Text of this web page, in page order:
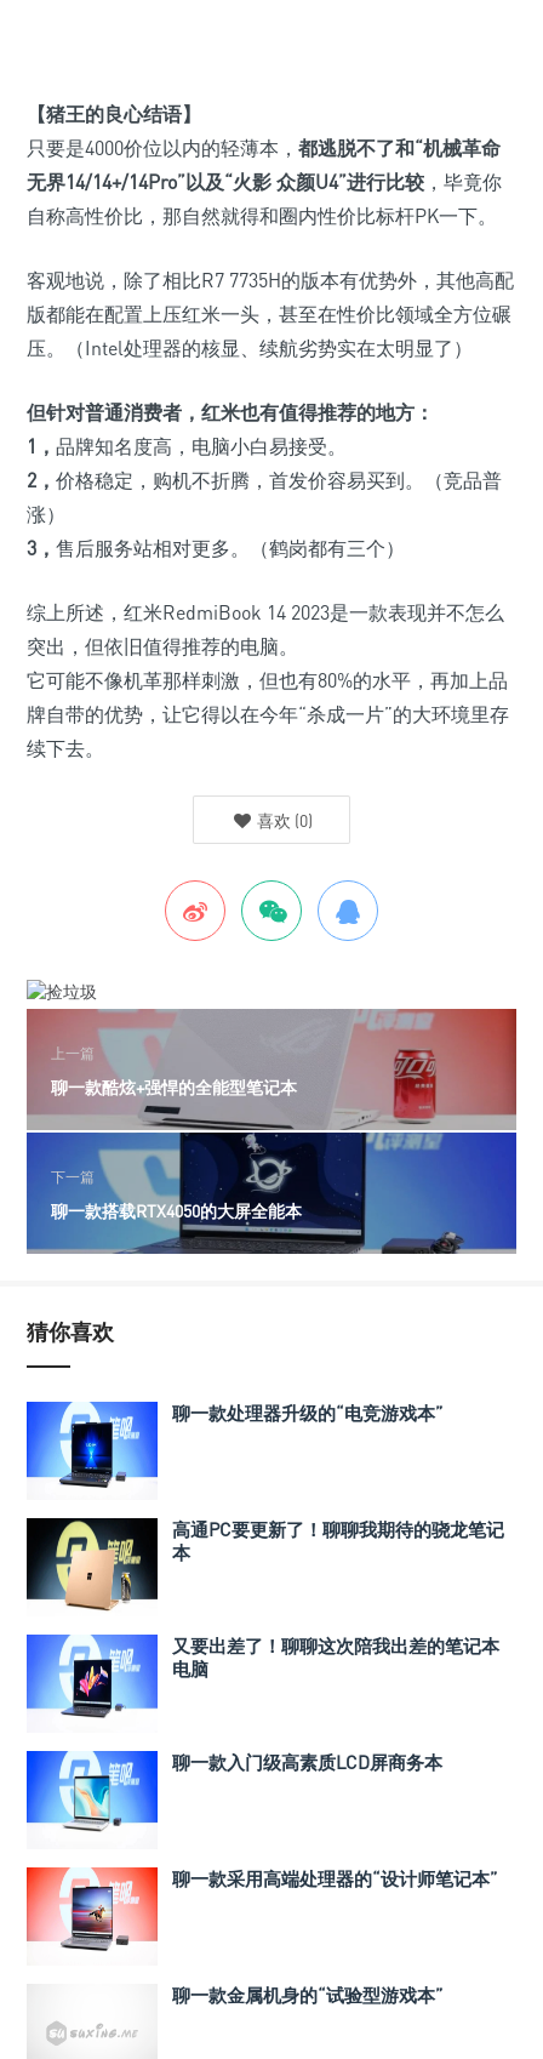
【猪王的良心结语】
只要是4000价位以内的轻薄本， 都逃脱不了和“机械革命
无界14/14+/14Pro”以及“火影 众颜U4”进行比较 ，毕竟你
自称高性价比，那自然就得和圈内性价比标杆PK一下。
客观地说，除了相比R7 7735H的版本有优势外，其他高配
版都能在配置上压红米一头，甚至在性价比领域全方位碾
压。
（Intel处理器的核显、续航劣势实在太明显了）
但针对普通消费者，红米也有值得推荐的地方：
1， 品牌知名度高，电脑小白易接受。
2， 价格稳定，购机不折腾，首发价容易买到。
（竞品普
涨）
3， 售后服务站相对更多。 （鹤岗都有三个）
综上所述，红米RedmiBook 14 2023是一款表现并不怎么
突出，但依旧值得推荐的电脑。
它可能不像机革那样刺激，但也有80%的水平，再加上品
牌自带的优势，让它得以在今年“杀成一片”的大环境里存
续下去。
喜欢 (0)
上一篇
聊一款酷炫+强悍的全能型笔记本
下一篇
聊一款搭载RTX4050的大屏全能本
猜你喜欢
聊一款处理器升级的“电竞游戏本”
高通PC要更新了！聊聊我期待的骁龙笔记
本
又要出差了！聊聊这次陪我出差的笔记本
电脑
聊一款入门级高素质LCD屏商务本
聊一款采用高端处理器的“设计师笔记本”
聊一款金属机身的“试验型游戏本”